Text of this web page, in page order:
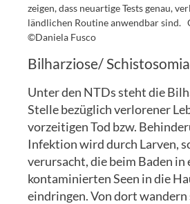
zeigen, dass neuartige Tests genau,
ländlichen Routine anwendbar sind.
©Daniela Fusco
Bilharziose/
Unter den NTDs steht die
Stelle bezüglich verlorener
vorzeitigen Tod bzw.
Infektion wird durch Larven,
verursacht, die beim Baden in
kontaminierten Seen in die
eindringen. Von dort wandern